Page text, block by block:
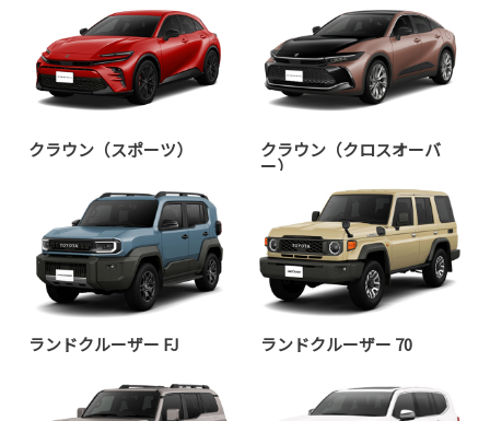
TOYOTAは、シエンタを一部改良すると
ともにMODELLISTAと共同開発したコン
プリートカー“JUNO”を設定し、8月5日
に発売しました
詳しくはこちら
クラウン（スポーツ） クラウン（クロスオーバ
ー）
ランドクルーザー FJ ランドクルーザー 70